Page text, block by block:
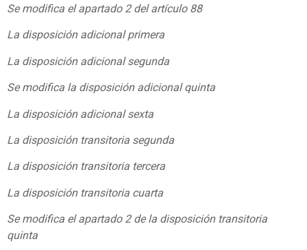
Se modifica el apartado 2 del artículo 88
La disposición adicional primera
La disposición adicional segunda
Se modifica la disposición adicional quinta
La disposición adicional sexta
La disposición transitoria segunda
La disposición transitoria tercera
La disposición transitoria cuarta
Se modifica el apartado 2 de la disposición transitoria
quinta